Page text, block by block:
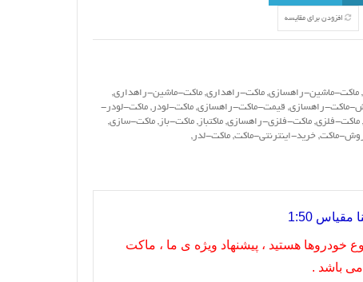
افزودن برای مقایسه
,ماکت-ماشین-راهسازی,ماکت-راهداری,ماکت-ماشین-راهداری,
ماکت-راهسازی, قیمت-ماکت-راهسازی,ماکت-لودر,ماکت-لودر-
,ماکت-فلزی,ماکت-فلزی-راهسازی,ماکتباز,ماکت-باز,ماکت-سازی,
ماکت,خرید-اینترنتی-ماکت,ماکت-لدر,
1:50
خودروها هستید ، پیشنهاد ویژه ی ما ، ماکت
می باشد .